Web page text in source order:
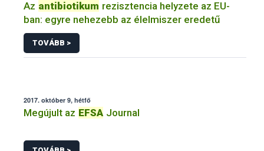
Az antibiotikum rezisztencia helyzete az EU-
ban: egyre nehezebb az élelmiszer eredetű
TOVÁBB >
2017. október 9, hétfő
Megújult az EFSA Journal